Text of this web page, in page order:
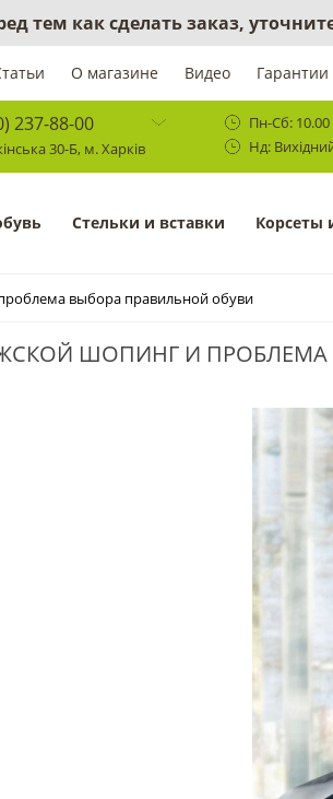
тем как сделать заказ,
О магазине Видео Гарантии
237-88-00
30-Б, м. Харків
Пн-Сб: 10.00
Нд:
Cтельки и вставки Корсеты
выбора правильной обуви
ШОПИНГ И